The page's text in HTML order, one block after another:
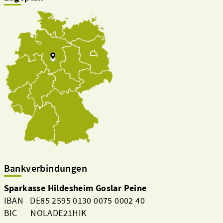
Bankverbindungen
Sparkasse Hildesheim Goslar Peine
IBAN DE85 2595 0130 0075 0002 40
BIC NOLADE21HIK